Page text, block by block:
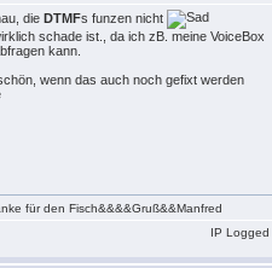
die DTMFs funzen nicht
schade ist., da ich zB. meine VoiceBox
kann.
wenn das auch noch gefixt werden
für den Fisch&&&&Gruß&&Manfred
IP Logged